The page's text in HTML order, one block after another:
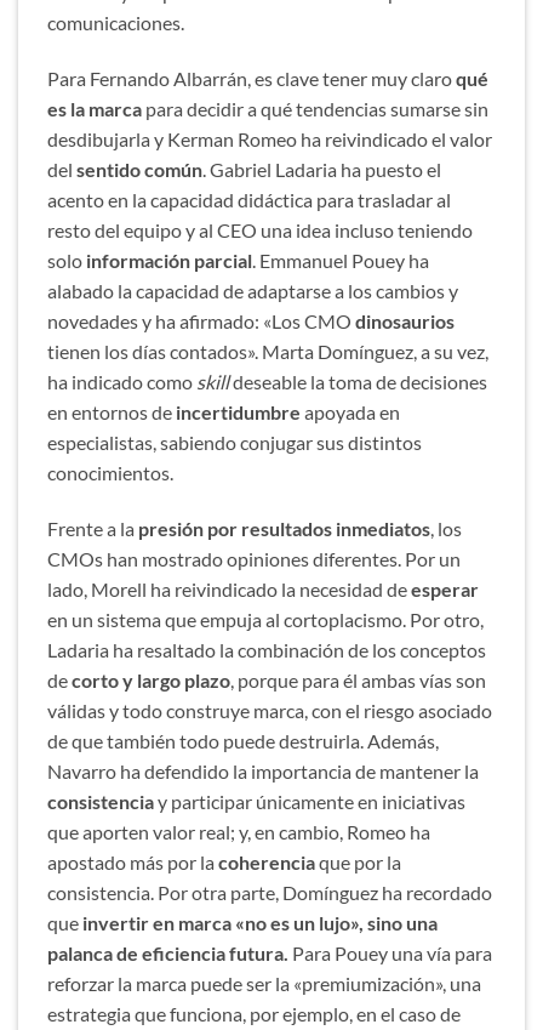
comunicaciones.
Para Fernando Albarrán, es clave tener muy claroqué
es la marca para decidir a qué tendencias sumarse sin
desdibujarla y Kerman Romeo ha reivindicado el valor
del sentido común . Gabriel Ladaria ha puesto el
acento en la capacidad didáctica para trasladar al
resto del equipo y al CEO una idea incluso teniendo
solo información parcial . Emmanuel Pouey ha
alabado la capacidad de adaptarse a los cambios y
novedades y ha afirmado: «Los CMO dinosaurios
tienen los días contados». Marta Domínguez, a su vez,
ha indicado como skilldeseable la toma de decisiones
en entornos de incertidumbre apoyada en
especialistas, sabiendo conjugar sus distintos
conocimientos.
Frente a la presión por resultados inmediatos , los
CMOs han mostrado opiniones diferentes. Por un
lado, Morell ha reivindicado la necesidad deesperar
en un sistema que empuja al cortoplacismo. Por otro,
Ladaria ha resaltado la combinación de los conceptos
decorto y largo plazo , porque para él ambas vías son
válidas y todo construye marca, con el riesgo asociado
de que también todo puede destruirla. Además,
Navarro ha defendido la importancia de mantener la
consistenciay participar únicamente en iniciativas
que aporten valor real; y, en cambio, Romeo ha
apostado más por la coherenciaque por la
consistencia. Por otra parte, Domínguez ha recordado
que invertir en marca «no es un lujo», sino una
palanca de eficiencia futura. Para Pouey una vía para
reforzar la marca puede ser la «premiumización», una
estrategia que funciona, por ejemplo, en el caso de